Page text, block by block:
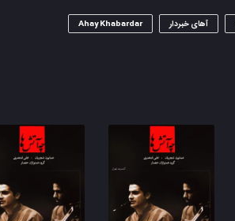
آهای خبردار، آهای خبردار
یکی سَرِ کار، یکی سَرِ بار
آهای خبردار، یکی سَرِ دار
توی کوچه‌ ها، یه نسیم رفته
پیِ ولگردی، توی باغچه ‌ها
پاییز اومده، پی نامردی
آهای خبردار Ahay Khabardar